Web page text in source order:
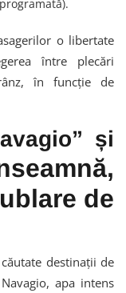
o libertate
între plecări
în funcție de
și
de
destinații de
apa intens